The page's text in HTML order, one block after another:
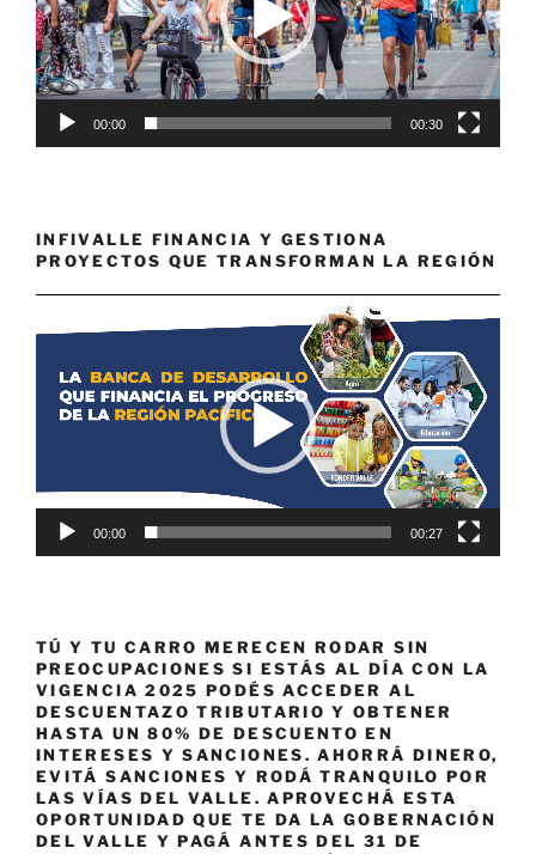
00:00 00:30
INFIVALLE FINANCIA Y GESTIONA
PROYECTOS QUE TRANSFORMAN LA REGIÓN
de
00:00 00:27
TÚ Y TU CARRO MERECEN RODAR SIN
PREOCUPACIONES SI ESTÁS AL DÍA CON LA
VIGENCIA 2025 PODÉS ACCEDER AL
DESCUENTAZO TRIBUTARIO Y OBTENER
HASTA UN 80% DE DESCUENTO EN
INTERESES Y SANCIONES. AHORRÁ DINERO,
EVITÁ SANCIONES Y RODÁ TRANQUILO POR
LAS VÍAS DEL VALLE. APROVECHÁ ESTA
OPORTUNIDAD QUE TE DA LA GOBERNACIÓN
DEL VALLE Y PAGÁ ANTES DEL 31 DE